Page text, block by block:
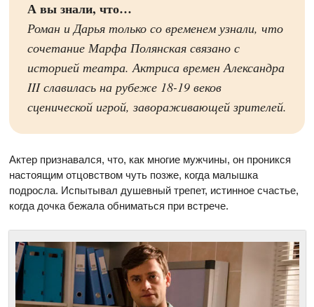
А вы знали, что…
Роман и Дарья только со временем узнали, что
сочетание Марфа Полянская связано с
историей театра. Актриса времен Александра
III славилась на рубеже 18-19 веков
сценической игрой, завораживающей зрителей.
Актер признавался, что, как многие мужчины, он проникся
настоящим отцовством чуть позже, когда малышка
подросла. Испытывал душевный трепет, истинное счастье,
когда дочка бежала обниматься при встрече.